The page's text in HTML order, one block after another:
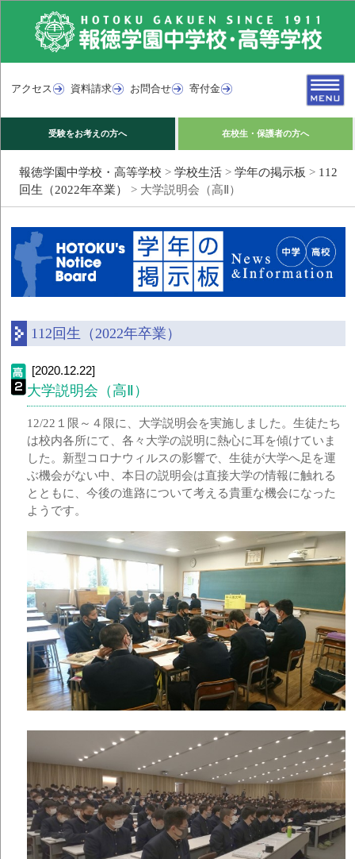
アクセス 資料請求 お問合せ 寄付金
受験をお考えの方へ 在校生・保護者の方へ
報徳学園中学校・高等学校 > 学校生活> 学年の掲示板 > 112
回生（2022年卒業）
> 大学説明会（高Ⅱ）
112回生（2022年卒業）
[2020.12.22]
大学説明会（高Ⅱ）
12/22１限～４限に、大学説明会を実施しました。生徒たち
は校内各所にて、各々大学の説明に熱心に耳を傾けていま
した。新型コロナウィルスの影響で、生徒が大学へ足を運
ぶ機会がない中、本日の説明会は直接大学の情報に触れる
とともに、今後の進路について考える貴重な機会になった
ようです。